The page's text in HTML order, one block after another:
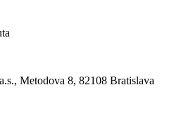
Metodova 8, 82108 Bratislava